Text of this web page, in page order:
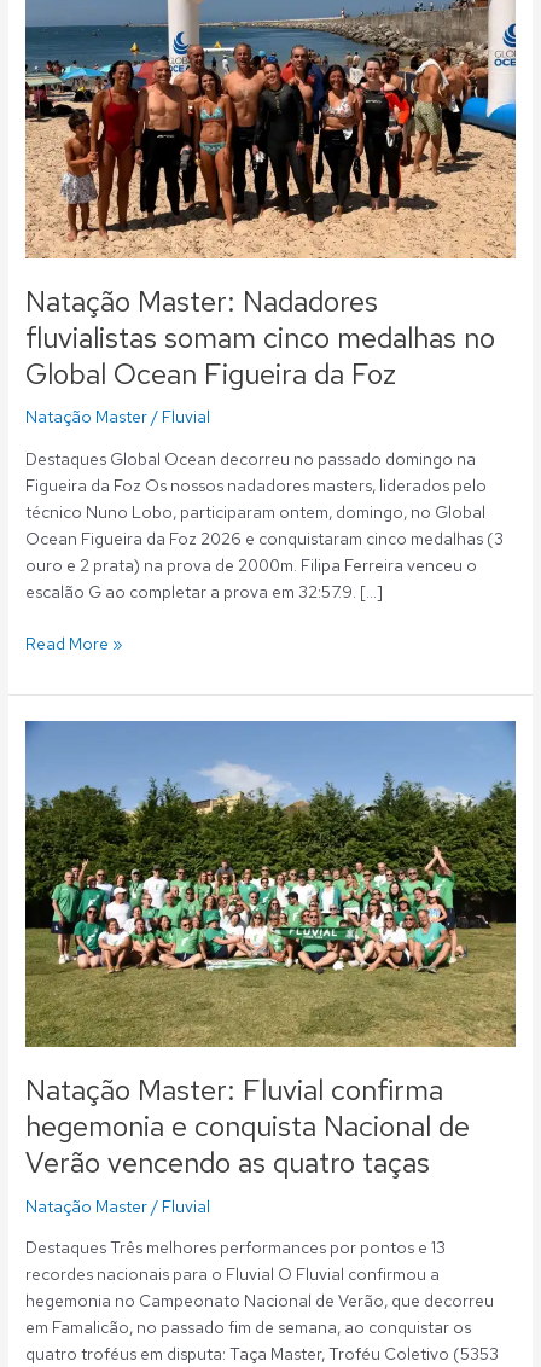
Natação Master: Nadadores
fluvialistas somam cinco medalhas no
Global Ocean Figueira da Foz
Natação Master/ Fluvial
Destaques Global Ocean decorreu no passado domingo na
Figueira da Foz Os nossos nadadores masters, liderados pelo
técnico Nuno Lobo, participaram ontem, domingo, no Global
Ocean Figueira da Foz 2026 e conquistaram cinco medalhas (3
ouro e 2 prata) na prova de 2000m. Filipa Ferreira venceu o
escalão G ao completar a prova em 32:57.9. […]
cinco
medalhas
no
Global
Ocean
Figueira
da
Foz
Read More »
Natação Master: Fluvial confirma
hegemonia e conquista Nacional de
Verão vencendo as quatro taças
Natação Master / Fluvial
Destaques Três melhores performances por pontos e 13
recordes nacionais para o Fluvial O Fluvial confirmou a
hegemonia no Campeonato Nacional de Verão, que decorreu
em Famalicão, no passado fim de semana, ao conquistar os
quatro troféus em disputa: Taça Master, Troféu Coletivo (5353
Fluvial
confirma
hegemonia
e
conquista
Nacional
de
Verão
vencendo
as
quatro
taças